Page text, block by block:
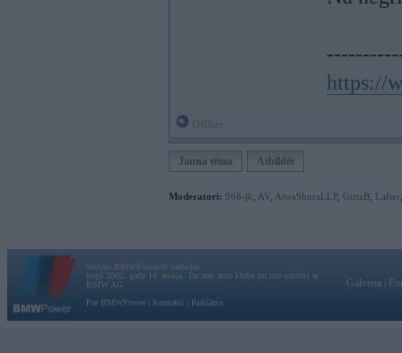
https://
Jauna tēma Atbildēt
Moderatori: 968-jk AV AiwaShuraLLP, GirtzB Lafter
Vortāls BMWPower.lv darbojas
kopš 2002. gada 14. maija. Tas nav auto klubs un nav saistīts ar
BMW AG.
Par BMWPower
Kontakti Reklāma
Galvena